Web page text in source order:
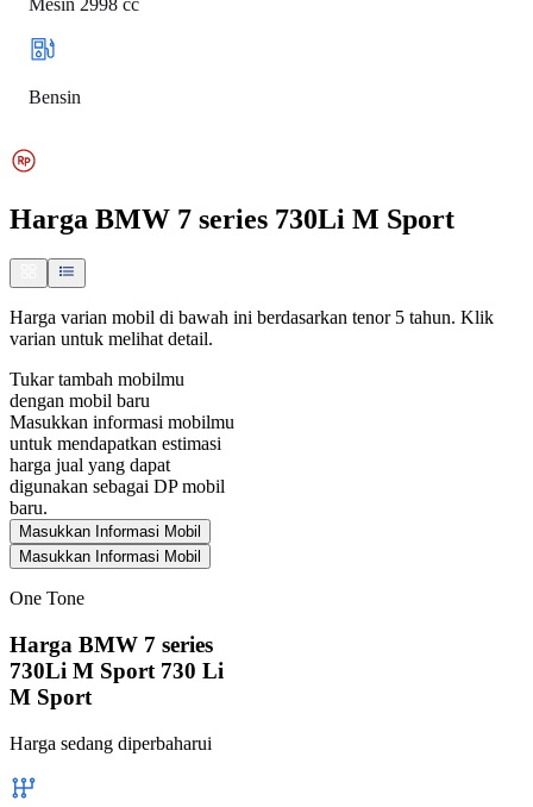
Bensin
Harga BMW 7 series 730Li M Sport
Harga varian mobil di bawah ini berdasarkan tenor 5 tahun. Klik
varian untuk melihat detail.
Tukar tambah mobilmu
dengan mobil baru
Masukkan informasi mobilmu
untuk mendapatkan estimasi
harga jual yang dapat
digunakan sebagai DP mobil
baru.
Masukkan Informasi Mobil
Masukkan Informasi Mobil
One Tone
Harga BMW 7 series
730Li M Sport 730 Li
M Sport
Harga sedang diperbaharui